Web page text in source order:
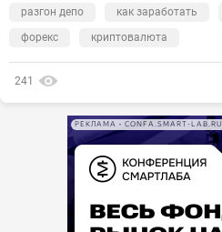
разгон депо как заработать
форекс
криптовалюта
241
РЕКЛАМА • CONFA.SMART-LAB.RU